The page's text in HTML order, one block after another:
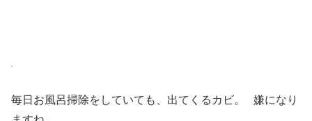
毎日お風呂掃除をしていても、出てくるカビ。 嫌になり